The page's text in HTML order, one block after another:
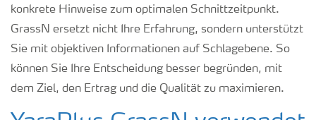
konkrete Hinweise zum optimalen Schnittzeitpunkt.
GrassN ersetzt nicht Ihre Erfahrung, sondern unterstützt
Sie mit objektiven Informationen auf Schlagebene. So
können Sie Ihre Entscheidung besser begründen, mit
dem Ziel, den Ertrag und die Qualität zu maximieren.